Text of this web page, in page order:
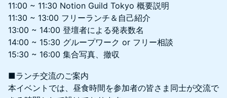
11:00 ~ 11:30 Notion Guild Tokyo 概要説明
11:30 ~ 13:00 フリーランチ＆自己紹介
13:00 ~ 14:00 登壇者による発表数名
14:00 ~ 15:30 グループワーク or フリー相談
15:30 ~ 16:00 集合写真、撤収
■ランチ交流のご案内
本イベントでは、昼食時間を参加者の皆さま同士が交流で